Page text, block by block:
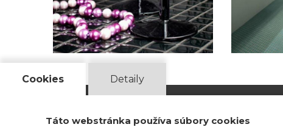
Cookies Detaily
Táto webstránka používa súbory cookies